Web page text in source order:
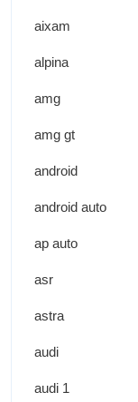
aixam
alpina
amg
amg gt
android
android auto
ap auto
asr
astra
audi
audi 1